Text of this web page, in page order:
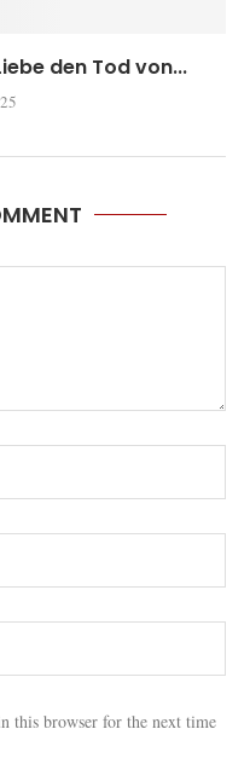
den Tod von...
this browser for the next time